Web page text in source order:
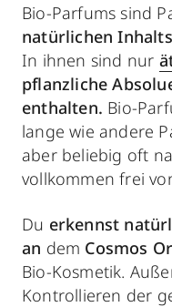
Bio-Parfums sind
natürlichen
In ihnen sind nur
pflanzliche
enthalten. Bio-
lange wie andere
aber beliebig oft
vollkommen frei
Du erkennst
an dem Cosmos
Bio-Kosmetik.
Kontrollieren der